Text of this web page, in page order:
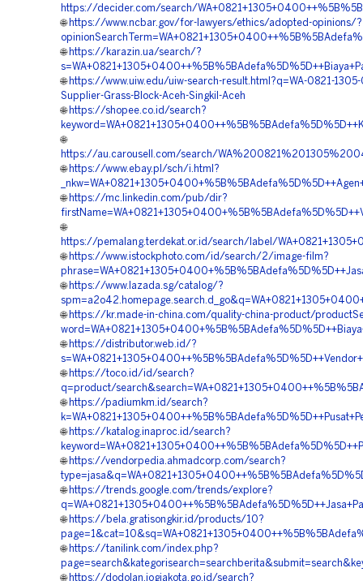
https://decider.com/search/
🌐 https://www.ncbar.gov/for-lawyers/ethics/adopted-opinions/?
🌐 https://karazin.ua/search/?
🌐 https://www.uiw.edu/uiw-search-result.html?q=WA-0821-
Supplier-Grass-Block-Aceh-Singkil-Aceh
🌐 https://shopee.co.id/search?
🌐
https://au.carousell.com/search/
🌐 https://www.ebay.pl/sch/i.html?
🌐 https://mc.linkedin.com/pub/dir?
🌐
https://pemalang.terdekat.or.id/search/label/
🌐 https://www.istockphoto.com/id/search/2/image-film?
🌐 https://www.lazada.sg/catalog/?
🌐 https://kr.made-in-china.com/quality-china-product/
🌐 https://distributor.web.id/?
🌐 https://toco.id/id/search?
q=product/
🌐 https://padiumkm.id/search?
🌐 https://katalog.inaproc.id/search?
🌐 https://vendorpedia.ahmadcorp.com/search?
🌐 https://trends.google.com/trends/explore?
🌐 https://bela.gratisongkir.id/products/10?
🌐 https://tanilink.com/index.php?
🌐 https://dodolan.jogjakota.go.id/search?